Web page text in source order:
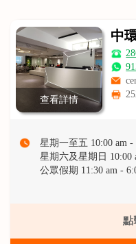
查看詳情
中
星期一至五 10:00 am -
星期六及星期日 10:00
公眾假期 11:30 am -
點